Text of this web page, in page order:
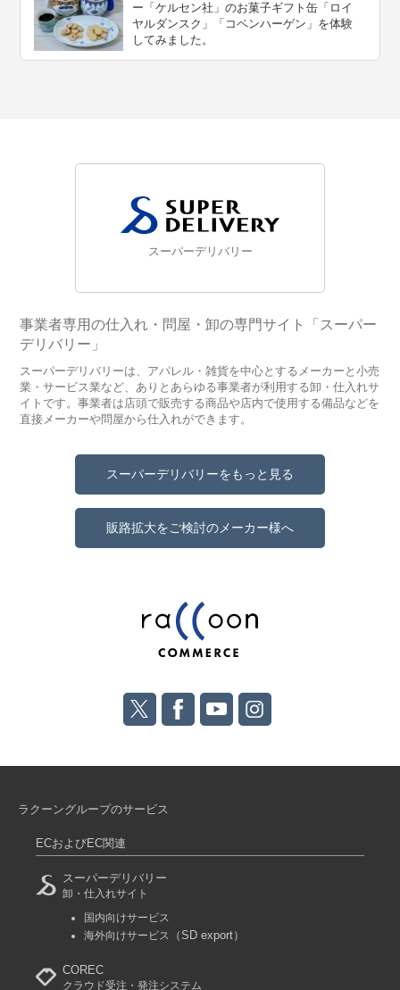
ー「ケルセン社」のお菓子ギフト缶「ロイ
ヤルダンスク」「コペンハーゲン」を体験
してみました。
スーパーデリバリー
事業者専用の仕入れ・問屋・卸の専門サイト「スーパー
デリバリー」
スーパーデリバリーは、アパレル・雑貨を中心とするメーカーと小売
業・サービス業など、ありとあらゆる事業者が利用する卸・仕入れサ
イトです。事業者は店頭で販売する商品や店内で使用する備品などを
直接メーカーや問屋から仕入れができます。
スーパーデリバリーをもっと見る
販路拡大をご検討のメーカー様へ
ラクーングループのサービス
ECおよびEC関連
スーパーデリバリー
卸・仕入れサイト
国内向けサービス
海外向けサービス
（SD export）
COREC
クラウド受注・発注システム